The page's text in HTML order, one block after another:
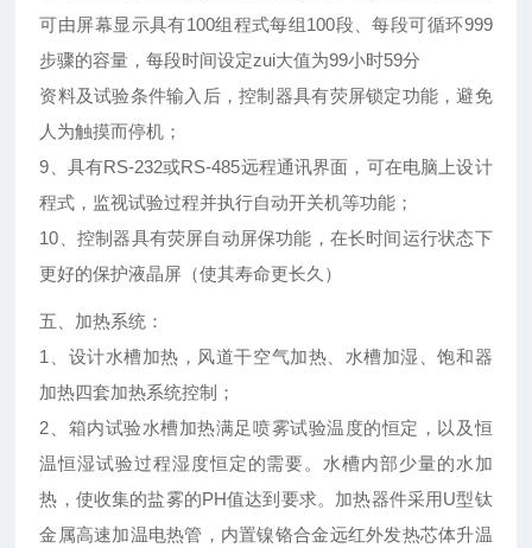
可由屏幕显示具有100组程式每组100段、每段可循环999
步骤的容量，每段时间设定zui大值为99小时59分
资料及试验条件输入后，控制器具有荧屏锁定功能，避免
人为触摸而停机；
9、具有RS-232或RS-485远程通讯界面，可在电脑上设计
程式，监视试验过程并执行自动开关机等功能；
10、控制器具有荧屏自动屏保功能，在长时间运行状态下
更好的保护液晶屏（使其寿命更长久）
五、加热系统：
1、设计水槽加热，风道干空气加热、水槽加湿、饱和器
加热四套加热系统控制；
2、箱内试验水槽加热满足喷雾试验温度的恒定，以及恒
温恒湿试验过程湿度恒定的需要。水槽内部少量的水加
热，使收集的盐雾的PH值达到要求。加热器件采用U型钛
金属高速加温电热管，内置镍铬合金远红外发热芯体升温